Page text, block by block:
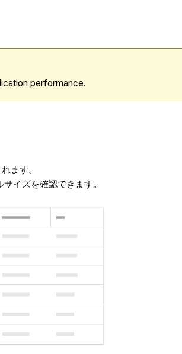
performance.
ます。
イズを確認できます。